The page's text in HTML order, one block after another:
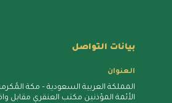
بيانات التواصل
العنوان
المملكة العربية السعودية – مكة
الأئمة المؤذنين مكتب العنقري مقابل